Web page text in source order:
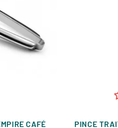
CAFÉ
PINCE